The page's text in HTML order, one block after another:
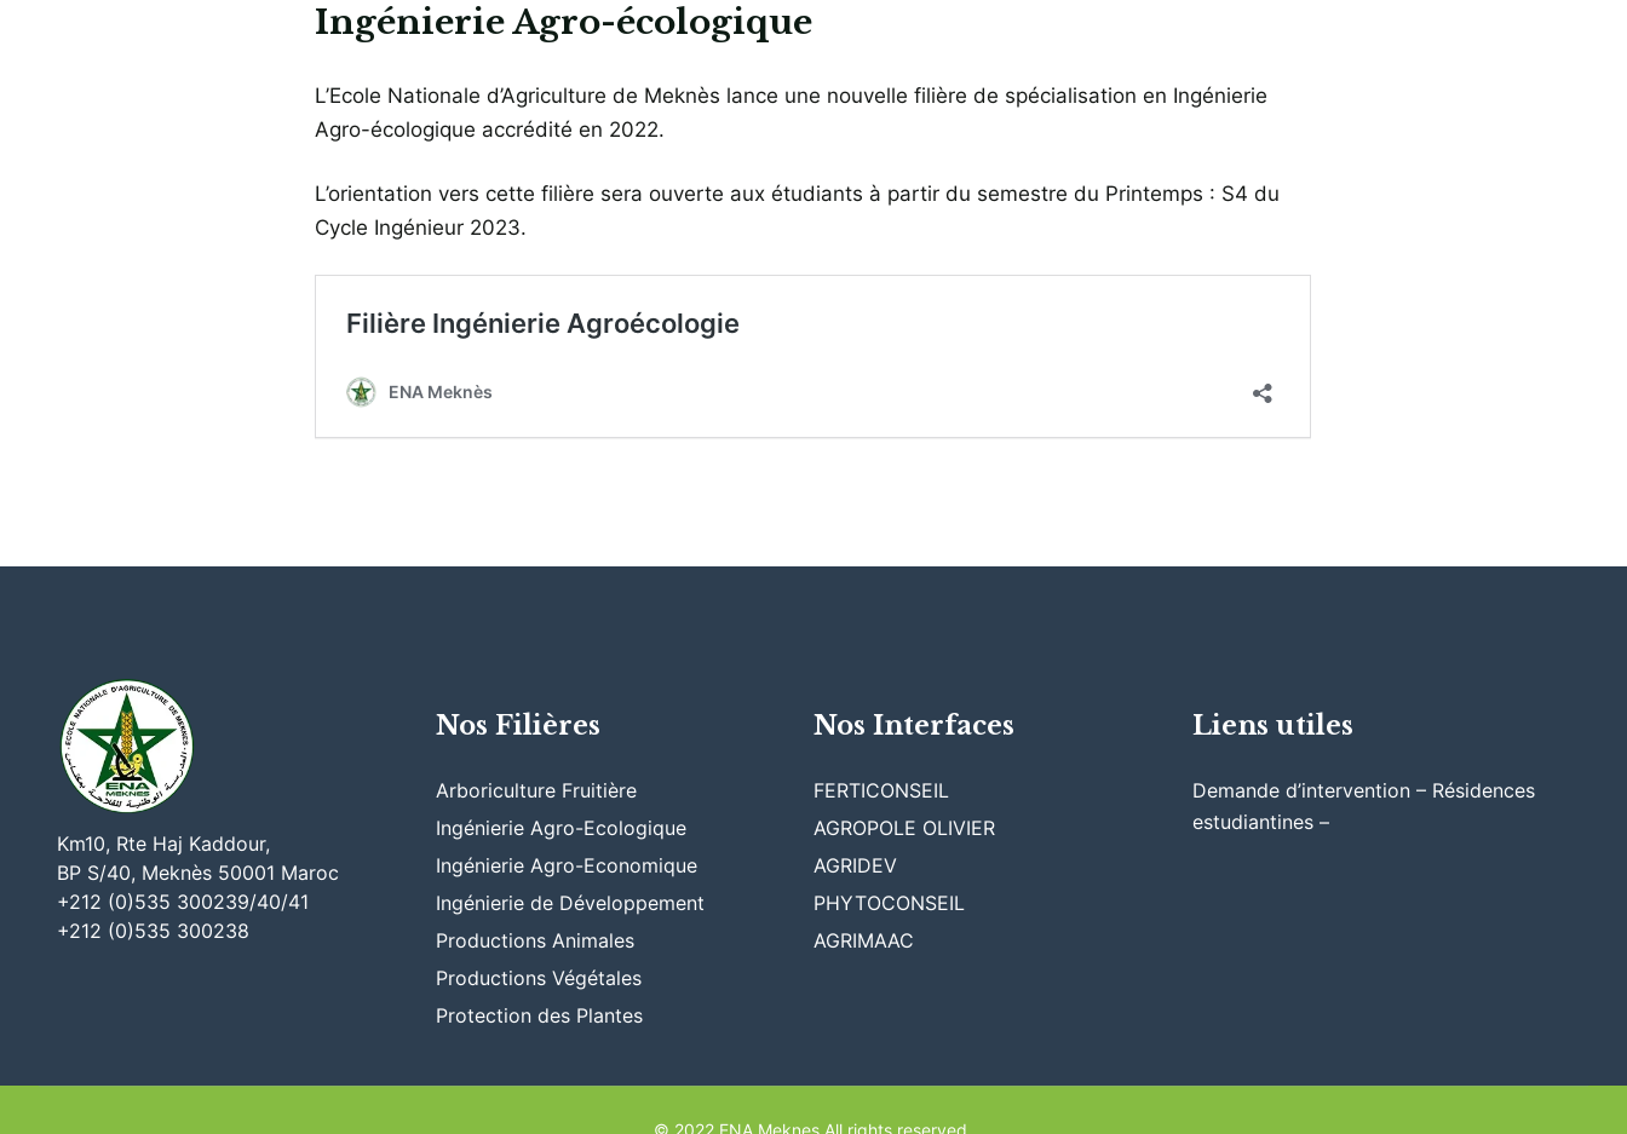
Ingénierie Agro-écologique
L’Ecole Nationale d’Agriculture de Meknès lance une nouvelle filière de spécialisation en Ingénierie
Agro-écologique accrédité en 2022.
L’orientation vers cette filière sera ouverte aux étudiants à partir du semestre du Printemps : S4 du
Cycle Ingénieur 2023.
Km10, Rte Haj Kaddour,
BP S/40, Meknès 50001 Maroc
+212 (0)535 300239/40/41
+212 (0)535 300238
Nos Filières
Arboriculture Fruitière
Ingénierie Agro-Ecologique
Ingénierie Agro-Economique
Ingénierie de Développement
Productions Animales
Productions Végétales
Protection des Plantes
Nos Interfaces
FERTICONSEIL
AGROPOLE OLIVIER
AGRIDEV
PHYTOCONSEIL
AGRIMAAC
Liens utiles
Demande d’intervention – Résidences
estudiantines –